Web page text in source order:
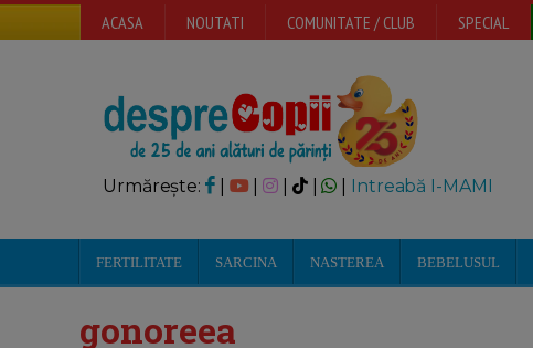
ACASA NOUTATI COMUNITATE / CLUB SPECIAL
Urmărește: | | Intreabă I-MAMI
FERTILITATE SARCINA NASTEREA BEBELUSUL
gonoreea